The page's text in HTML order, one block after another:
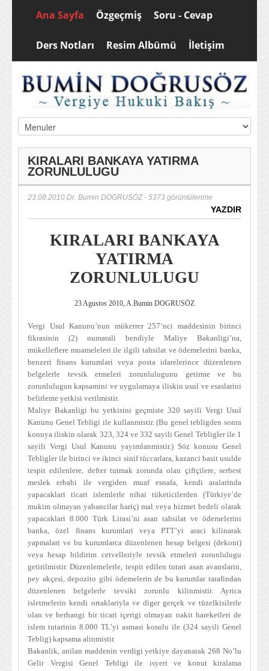
Ana Sayfa Özgeçmiş Soru - Cevap
Ders Notları Resim Albümü İletişim
KIRALARI BANKAYA YATIRMA
ZORUNLULUGU
23.08.2010 Dr. Bumin DOGRUSÖZ- 5373 görüntülenme
YAZDIR
KIRALARI BANKAYA
YATIRMA
ZORUNLULUGU
23 Agustos 2010, A.Bumin DOGRUSÖZ
Vergi Usul Kanunu’nun mükerrer 257’nci maddesinin birinci
fikrasinin (2) numarali bendiyle Maliye Bakanligi’na,
mükelleflere muameleleri ile ilgili tahsilat ve ödemelerini banka,
benzeri finans kurumlari veya posta idarelerince düzenlenen
belgelerle tevsik etmeleri zorunlulugunu getirme ve bu
zorunlulugun kapsamini ve uygulamaya iliskin usul ve esaslarini
belirleme yetkisi verilmistir.
Maliye Bakanligi bu yetkisini geçmiste 320 sayili Vergi Usul
Kanunu Genel Tebligi ile kullanmistir. (Bu genel tebligden sonra
konuya iliskin olarak 323, 324 ve 332 sayili Genel Tebligler ile 1
sayili Vergi Usul Kanunu yayimlanmistir.) Söz konusu Genel
Tebligler ile birinci ve ikinci sinif tüccarlara, kazanci basit usulde
tespit edilenlere, defter tutmak zorunda olan çiftçilere, serbest
meslek erbabi ile vergiden muaf esnafa, kendi aralarinda
yapacaklari ticari islemlerle nihai tüketicilerden (Türkiye’de
mukim olmayan yabancilar hariç) mal veya hizmet bedeli olarak
yapacaklari 8.000 Türk Lirasi’ni asan tahsilat ve ödemelerini
banka, özel finans kurumlari veya PTT’yi araci kilinarak
yapmalari ve bu kurumlarca düzenlenen hesap belgesi (dekont)
veya hesap bildirim cetvelleriyle tevsik etmeleri zorunlulugu
getirilmistir. Düzenlemelerle, tespit edilen tutari asan avanslarin,
pey akçesi, depozito gibi ödemelerin de bu kurumlar tarafindan
düzenlenen belgelerle tevsiki zorunlu kilinmistir. Ayrica
isletmelerin kendi ortaklariyla ve diger gerçek ve tüzelkisilerle
olan ve herhangi bir ticari içerigi olmayan nakit hareketleri de
islem tutarinin 8.000 TL’yi asmasi kosulu ile (324 sayili Genel
Teblig) kapsama alinmistir.
Bakanlik, anilan maddenin verdigi yetkiye dayanarak 268 No’lu
Gelir Vergisi Genel Tebligi ile isyeri ve konut kiralama